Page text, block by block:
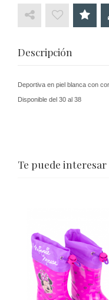
Descripción
Deportiva en piel blanca con
Disponible del 30 al 38
Te puede interesar